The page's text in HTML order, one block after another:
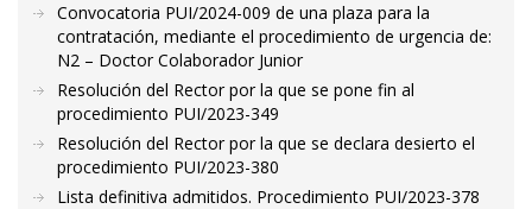
Convocatoria PUI/2024-009 de una plaza para la
contratación, mediante el procedimiento de urgencia de:
N2 – Doctor Colaborador Junior
Resolución del Rector por la que se pone fin al
procedimiento PUI/2023-349
Resolución del Rector por la que se declara desierto el
procedimiento PUI/2023-380
Lista definitiva admitidos. Procedimiento PUI/2023-378